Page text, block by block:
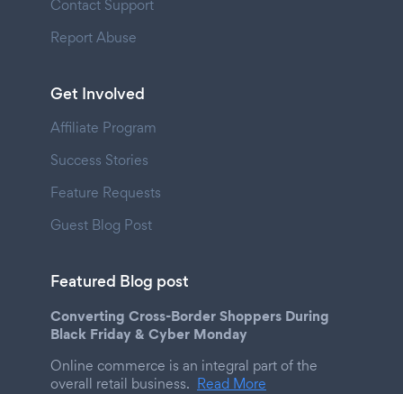
Contact Support
Report Abuse
Get Involved
Affiliate Program
Success Stories
Feature Requests
Guest Blog Post
Featured Blog post
Converting Cross-Border Shoppers During
Black Friday & Cyber Monday
Online commerce is an integral part of the
overall retail business. Read More